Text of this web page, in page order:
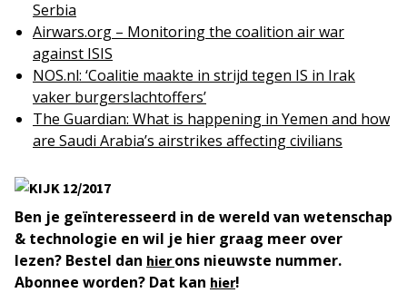
Serbia
Airwars.org – Monitoring the coalition air war
against ISIS
NOS.nl: ‘Coalitie maakte in strijd tegen IS in Irak
vaker burgerslachtoffers’
The Guardian: What is happening in Yemen and how
are Saudi Arabia’s airstrikes affecting civilians
Ben je geïnteresseerd in de wereld van wetenschap
& technologie en wil je hier graag meer over
lezen? Bestel dan hierons nieuwste nummer.
Abonnee worden? Dat kan hier!